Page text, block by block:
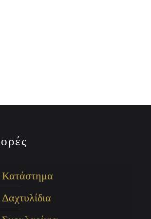
Κατάστημα
Δαχτυλίδια